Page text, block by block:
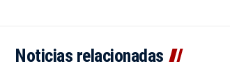
Noticias relacionadas